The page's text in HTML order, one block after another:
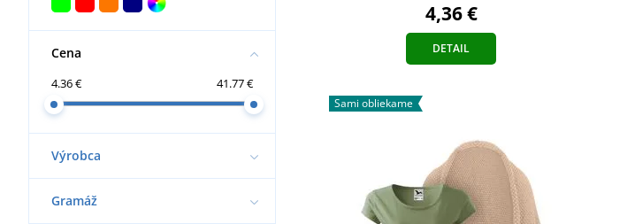
Cena
4.36 € 41.77 €
Výrobca
Gramáž
4,36 €
DETAIL
Sami obliekame